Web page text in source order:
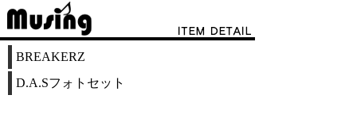
BREAKERZ
D.A.Sフォトセット